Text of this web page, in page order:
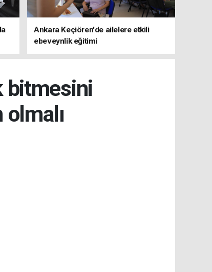
Ankara Keçiören'de ailelere etkili
ebeveynlik eğitimi
bitmesini